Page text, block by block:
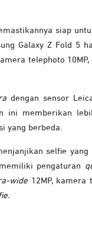
siap
Galaxy Z Fold 5
telephoto
dengan sensor
ini memberikan
yang berbeda.
selfie
pengaturan
wide 12MP, kamera